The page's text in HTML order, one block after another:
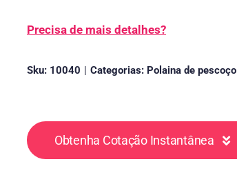
Precisa de mais detalhes?
Sku: 10040 | Categorias: Polaina de pescoço
Obtenha Cotação Instantânea